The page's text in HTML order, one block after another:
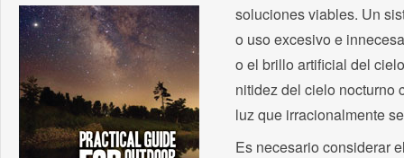
soluciones viables. Un
o uso excesivo e
o el brillo artificial del
nitidez del cielo nocturno
luz que irracionalmente
Es necesario considerar